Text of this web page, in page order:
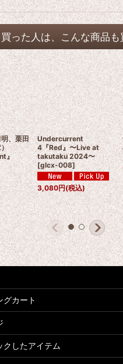
った人は、こんな商品
、栗田
』
Undercurrent
4『Red』〜Live at
takutaku 2024〜
[glcx-008]
3,080円(税込)
グカート
クしたアイテム